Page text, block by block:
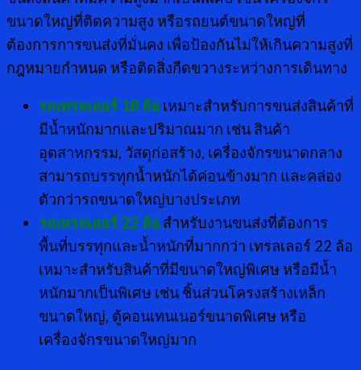
ขนาดใหญ่ที่ติดความสูง หรือรถยนต์ขนาดใหญ่ที่
ต้องการการขนส่งที่มั่นคง เพื่อป้องกันไม่ให้เกินความสูงที่
กฎหมายกำหนด หรือติดสิ่งกีดขวางระหว่างการเดินทาง
รถเทรลเลอร์ 18 ล้อ เหมาะสำหรับการขนส่งสินค้าที่
มีน้ำหนักมากและปริมาณมาก เช่น สินค้า
อุตสาหกรรม, วัสดุก่อสร้าง, เครื่องจักรขนาดกลาง
สามารถบรรทุกน้ำหนักได้ค่อนข้างมาก และคล่อง
ตัวกว่ารถขนาดใหญ่บางประเภท
รถเทรลเลอร์ 22 ล้อ สำหรับงานขนส่งที่ต้องการ
พื้นที่บรรทุกและน้ำหนักที่มากกว่า เทรลเลอร์ 22 ล้อ
เหมาะสำหรับสินค้าที่มีขนาดใหญ่พิเศษ หรือมีน้ำ
หนักมากเป็นพิเศษ เช่น ชิ้นส่วนโครงสร้างเหล็ก
ขนาดใหญ่, ตู้คอนเทนเนอร์ขนาดพิเศษ หรือ
เครื่องจักรขนาดใหญ่มาก